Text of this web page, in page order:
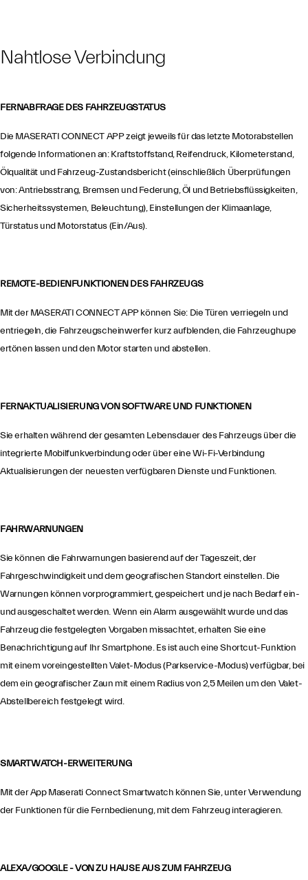
Nahtlose Verbindung
FERNABFRAGE DES FAHRZEUGSTATUS
Die MASERATI CONNECT APP zeigt jeweils für das letzte Motorabstellen
folgende Informationen an: Kraftstoffstand, Reifendruck, Kilometerstand,
Ölqualität und Fahrzeug-Zustandsbericht (einschließlich Überprüfungen
von: Antriebsstrang, Bremsen und Federung, Öl und Betriebsflüssigkeiten,
Sicherheitssystemen, Beleuchtung), Einstellungen der Klimaanlage,
Türstatus und Motorstatus (Ein/Aus).
REMOTE-BEDIENFUNKTIONEN DES FAHRZEUGS
Mit der MASERATI CONNECT APP können Sie: Die Türen verriegeln und
entriegeln, die Fahrzeugscheinwerfer kurz aufblenden, die Fahrzeughupe
ertönen lassen und den Motor starten und abstellen.
FERNAKTUALISIERUNG VON SOFTWARE UND FUNKTIONEN
Sie erhalten während der gesamten Lebensdauer des Fahrzeugs über die
integrierte Mobilfunkverbindung oder über eine Wi-Fi-Verbindung
Aktualisierungen der neuesten verfügbaren Dienste und Funktionen.
FAHRWARNUNGEN
Sie können die Fahrwarnungen basierend auf der Tageszeit, der
Fahrgeschwindigkeit und dem geografischen Standort einstellen. Die
Warnungen können vorprogrammiert, gespeichert und je nach Bedarf ein-
und ausgeschaltet werden. Wenn ein Alarm ausgewählt wurde und das
Fahrzeug die festgelegten Vorgaben missachtet, erhalten Sie eine
Benachrichtigung auf Ihr Smartphone. Es ist auch eine Shortcut-Funktion
mit einem voreingestellten Valet-Modus (Parkservice-Modus) verfügbar, bei
dem ein geografischer Zaun mit einem Radius von 2,5 Meilen um den Valet-
Abstellbereich festgelegt wird.
SMARTWATCH-ERWEITERUNG
Mit der App Maserati Connect Smartwatch können Sie, unter Verwendung
der Funktionen für die Fernbedienung, mit dem Fahrzeug interagieren.
ALEXA/GOOGLE - VON ZU HAUSE AUS ZUM FAHRZEUG